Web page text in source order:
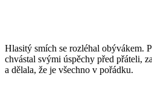
Hlasitý smích se rozléhal obývákem.
chvástal svými úspěchy před přáteli,
a dělala, že je všechno v pořádku.